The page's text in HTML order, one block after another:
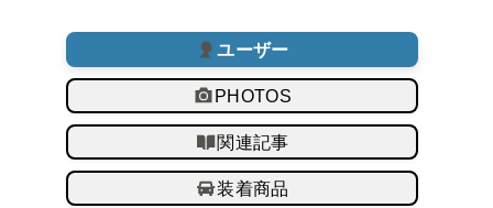
ユーザー
PHOTOS
関連記事
装着商品